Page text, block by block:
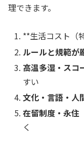
理できます。
**生活コスト（
ルールと規範が
高温多湿・スコ
すい
文化・言語・人
在留制度・永住
く